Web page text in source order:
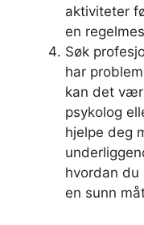
aktiviteter
en
Søk
har
kan det
psykolog
hjelpe deg
hvordan du
en sunn